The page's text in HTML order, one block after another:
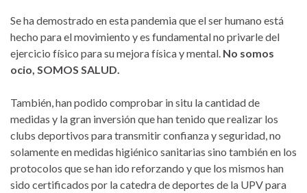
Se ha demostrado en esta pandemia que el ser humano está
hecho para el movimiento y es fundamental no privarle del
ejercicio físico para su mejora física y mental. No somos
ocio, SOMOS SALUD.
También, han podido comprobar in situ la cantidad de
medidas y la gran inversión que han tenido que realizar los
clubs deportivos para transmitir confianza y seguridad, no
solamente en medidas higiénico sanitarias sino también en los
protocolos que se han ido reforzando y que los mismos han
sido certificados por la catedra de deportes de la UPV para